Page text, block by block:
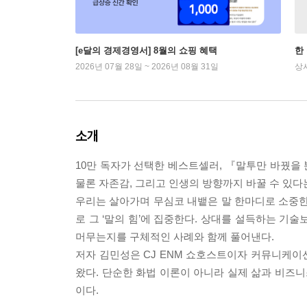
[e달의 경제경영서] 8월의 쇼핑 혜택
2026년 07월 28일 ~ 2026년 08월 31일
한
상
소개
10만 독자가 선택한 베스트셀러, 『말투만 바꿨
물론 자존감, 그리고 인생의 방향까지 바꿀 수 있
우리는 살아가며 무심코 내뱉은 말 한마디로 소중
로 그 ‘말의 힘’에 집중한다. 상대를 설득하는 기
머무는지를 구체적인 사례와 함께 풀어낸다.
저자 김민성은 CJ ENM 쇼호스트이자 커뮤니케
왔다. 단순한 화법 이론이 아니라 실제 삶과 비즈
이다.